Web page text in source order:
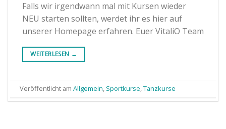
Falls wir irgendwann mal mit Kursen wieder
NEU starten sollten, werdet ihr es hier auf
unserer Homepage erfahren. Euer VitaliO Team
WEITERLESEN →
Veröffentlicht amAllgemein, Sportkurse,Tanzkurse